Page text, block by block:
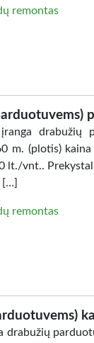
remontas
drabužių
m. (plotis)
lt./vnt..
[…]
remontas
drabužių